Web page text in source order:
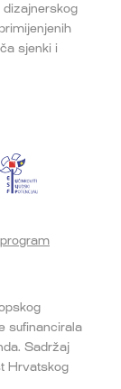
sjenki i
sufinancirala
Sadržaj
Hrvatskog